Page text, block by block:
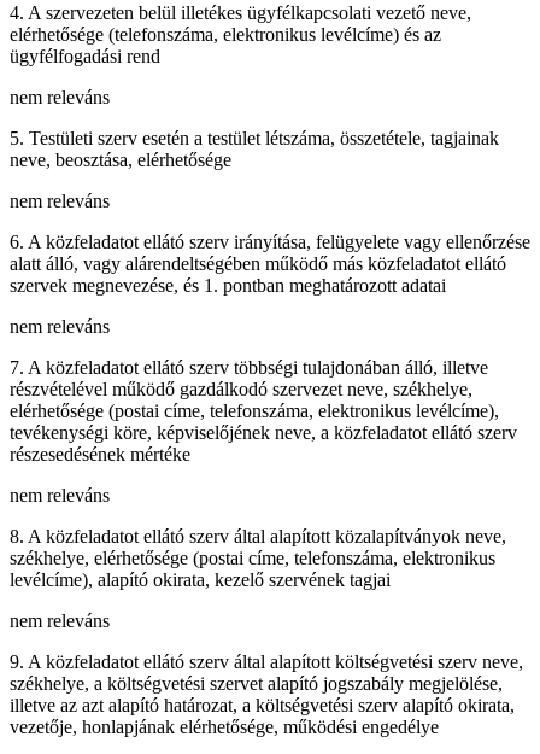
4. A szervezeten belül illetékes ügyfélkapcsolati vezető neve,
elérhetősége (telefonszáma, elektronikus levélcíme) és az
ügyfélfogadási rend
nem releváns
5. Testületi szerv esetén a testület létszáma, összetétele, tagjainak
neve, beosztása, elérhetősége
nem releváns
6. A közfeladatot ellátó szerv irányítása, felügyelete vagy ellenőrzése
alatt álló, vagy alárendeltségében működő más közfeladatot ellátó
szervek megnevezése, és 1. pontban meghatározott adatai
nem releváns
7. A közfeladatot ellátó szerv többségi tulajdonában álló, illetve
részvételével működő gazdálkodó szervezet neve, székhelye,
elérhetősége (postai címe, telefonszáma, elektronikus levélcíme),
tevékenységi köre, képviselőjének neve, a közfeladatot ellátó szerv
részesedésének mértéke
nem releváns
8. A közfeladatot ellátó szerv által alapított közalapítványok neve,
székhelye, elérhetősége (postai címe, telefonszáma, elektronikus
levélcíme), alapító okirata, kezelő szervének tagjai
nem releváns
9. A közfeladatot ellátó szerv által alapított költségvetési szerv neve,
székhelye, a költségvetési szervet alapító jogszabály megjelölése,
illetve az azt alapító határozat, a költségvetési szerv alapító okirata,
vezetője, honlapjának elérhetősége, működési engedélye